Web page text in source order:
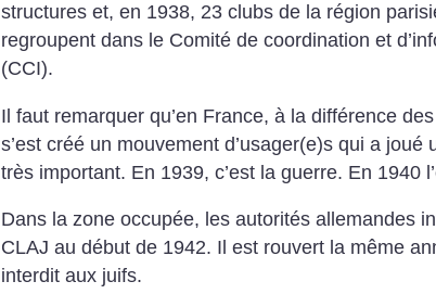
structures et, en 1938, 23 clubs de la région
regroupent dans le Comité de coordination et
(CCI).
Il faut remarquer qu’en France, à la différence
s’est créé un mouvement d’usager(e)s qui a joué
très important. En 1939, c’est la guerre. En 1940
Dans la zone occupée, les autorités allemandes
CLAJ au début de 1942. Il est rouvert la même
interdit aux juifs.